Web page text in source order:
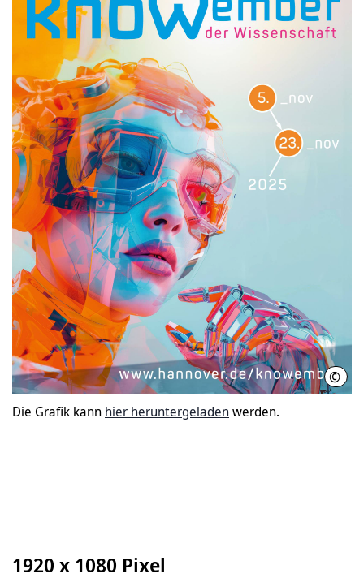
© LHH
Die Grafik kann hier heruntergeladenwerden.
1920 x 1080 Pixel